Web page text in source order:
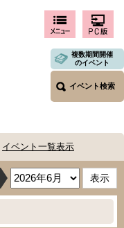
複数期間開催
のイベント
イベント検索
イベント一覧表示